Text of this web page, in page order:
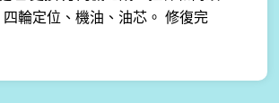
輪定位、機油、油芯。 修復完